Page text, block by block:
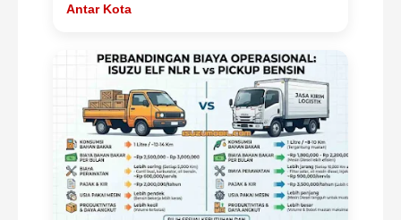
Antar Kota